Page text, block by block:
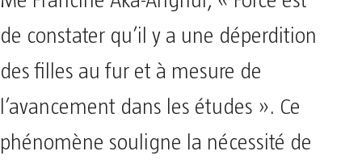
de constater qu’il y a une déperdition
des filles au fur et à mesure de
l’avancement dans les études ». Ce
phénomène souligne la nécessité de